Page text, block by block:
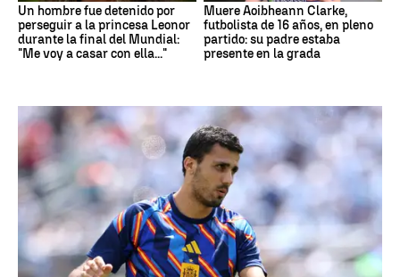
Un hombre fue detenido por
perseguir a la princesa Leonor
durante la final del Mundial:
"Me voy a casar con ella..."
Muere Aoibheann Clarke,
futbolista de 16 años, en pleno
partido: su padre estaba
presente en la grada